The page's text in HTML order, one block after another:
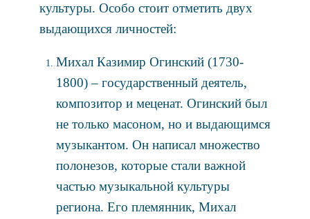
культуры. Особо стоит отметить двух
выдающихся личностей:
Михал Казимир Огинский (1730-
1800) – государственный деятель,
композитор и меценат. Огинский был
не только масоном, но и выдающимся
музыкантом. Он написал множество
полонезов, которые стали важной
частью музыкальной культуры
региона. Его племянник, Михал